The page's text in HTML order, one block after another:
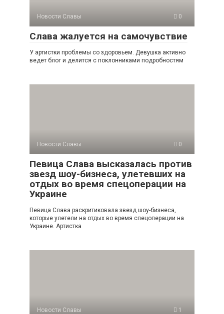
Новости Славы 0
Слава жалуется на самочувствие
У артистки проблемы со здоровьем. Девушка активно
ведет блог и делится с поклонниками подробностям
Новости Славы 0
Певица Слава высказалась против
звезд шоу-бизнеса, улетевших на
отдых во время спецоперации на
Украине
Певица Слава раскритиковала звезд шоу-бизнеса,
которые улетели на отдых во время спецоперации на
Украине. Артистка
Новости Славы 1